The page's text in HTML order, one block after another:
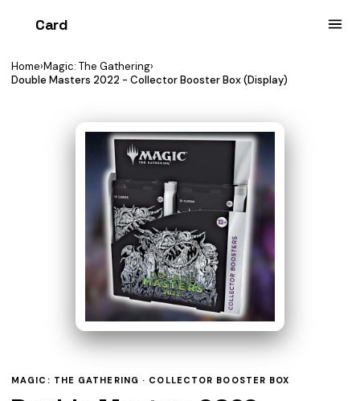
Card
Home›Magic: The Gathering›
Double Masters 2022 - Collector Booster Box (Display)
MAGIC: THE GATHERING · COLLECTOR BOOSTER BOX